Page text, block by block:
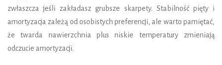
zwłaszcza jeśli zakładasz grubsze skarpety. Stabilność pięty i
amortyzacja zależą od osobistych preferencji, ale warto pamiętać,
że twarda nawierzchnia plus niskie temperatury zmieniają
odczucie amortyzacji.